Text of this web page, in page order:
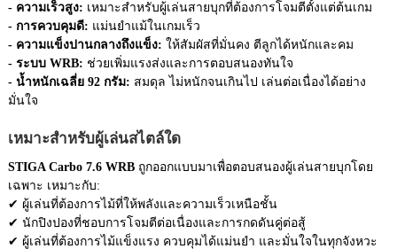
- ความเร็วสูง: เหมาะสำหรับผู้เล่นสายบุกที่ต้องการโจมตีตั้งแต่ต้นเกม
- การควบคุมดี: แม่นยำแม้ในเกมเร็ว
- ความแข็งปานกลางถึงแข็ง: ให้สัมผัสที่มั่นคง ตีลูกได้หนักและคม
- ระบบ WRB: ช่วยเพิ่มแรงส่งและการตอบสนองทันใจ
- น้ำหนักเฉลี่ย 92 กรัม: สมดุล ไม่หนักจนเกินไป เล่นต่อเนื่องได้อย่าง
มั่นใจ
เหมาะสำหรับผู้เล่นสไตล์ใด
STIGA Carbo 7.6 WRB ถูกออกแบบมาเพื่อตอบสนองผู้เล่นสายบุกโดย
เฉพาะ เหมาะกับ:
✔ ผู้เล่นที่ต้องการไม้ที่ให้พลังและความเร็วเหนือชั้น
✔ นักปิงปองที่ชอบการโจมตีต่อเนื่องและการกดดันคู่ต่อสู้
✔ ผู้เล่นที่ต้องการไม้แข็งแรง ควบคุมได้แม่นยำ และมั่นใจในทุกจังหวะ